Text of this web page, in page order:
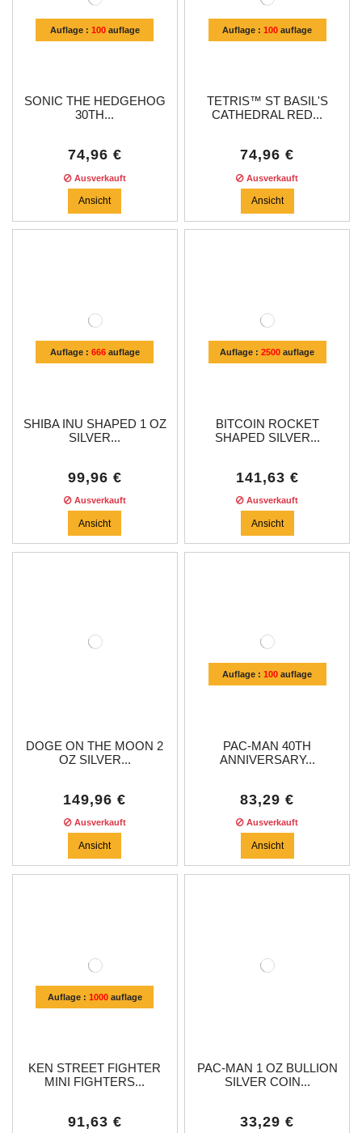
Auflage : 100auflage
SONIC THE HEDGEHOG
30TH...
74,96 €
Ausverkauft
Ansicht
Auflage :100 auflage
TETRIS™ ST BASIL'S
CATHEDRAL RED...
74,96 €
Ausverkauft
Ansicht
Auflage : 666auflage
SHIBA INU SHAPED 1 OZ
SILVER...
99,96 €
Ausverkauft
Ansicht
Auflage :2500 auflage
BITCOIN ROCKET
SHAPED SILVER...
141,63 €
Ausverkauft
Ansicht
DOGE ON THE MOON 2
OZ SILVER...
149,96 €
Ausverkauft
Ansicht
Auflage :100 auflage
PAC-MAN 40TH
ANNIVERSARY...
83,29 €
Ausverkauft
Ansicht
Auflage : 1000auflage
KEN STREET FIGHTER
MINI FIGHTERS...
91,63 €
PAC-MAN 1 OZ BULLION
SILVER COIN...
33,29 €